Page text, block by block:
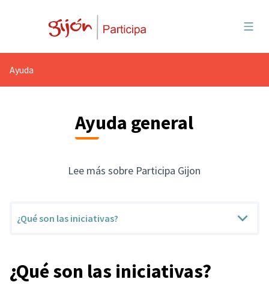
Ayuda
Ayuda general
Lee más sobre Participa Gijon
¿Qué son las iniciativas?
¿Qué son las iniciativas?